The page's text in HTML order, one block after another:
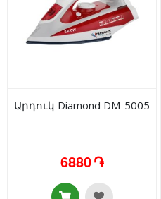
Արդուկ Diamond DM-5005
6880 ֏